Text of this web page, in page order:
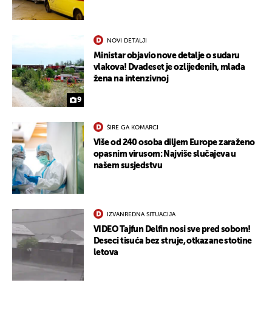
9
NOVI DETALJI
Ministar objavio nove detalje o sudaru
vlakova! Dvadeset je ozlijeđenih, mlađa
žena na intenzivnoj
ŠIRE GA KOMARCI
Više od 240 osoba diljem Europe zaraženo
opasnim virusom: Najviše slučajeva u
našem susjedstvu
IZVANREDNA SITUACIJA
VIDEO Tajfun Delfin nosi sve pred sobom!
Deseci tisuća bez struje, otkazane stotine
letova